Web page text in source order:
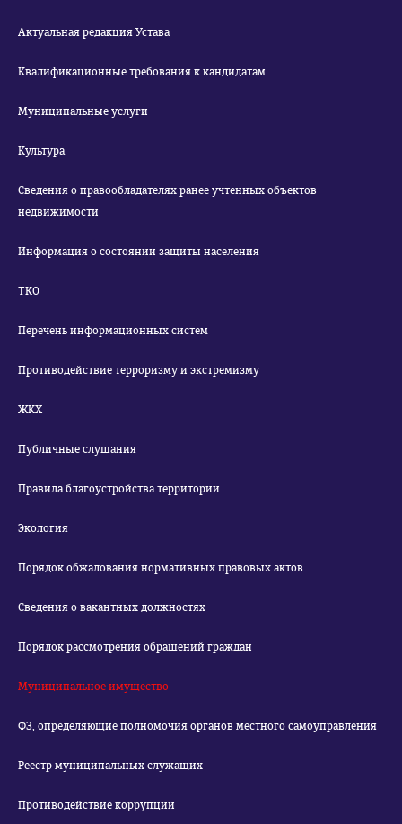
Актуальная редакция Устава
Квалификационные требования к кандидатам
Муниципальные услуги
Культура
Сведения о правообладателях ранее учтенных объектов
недвижимости
Информация о состоянии защиты населения
ТКО
Перечень информационных систем
Противодействие терроризму и экстремизму
ЖКХ
Публичные слушания
Правила благоустройства территории
Экология
Порядок обжалования нормативных правовых актов
Сведения о вакантных должностях
Порядок рассмотрения обращений граждан
Муниципальное имущество
ФЗ, определяющие полномочия органов местного самоуправления
Реестр муниципальных служащих
Противодействие коррупции